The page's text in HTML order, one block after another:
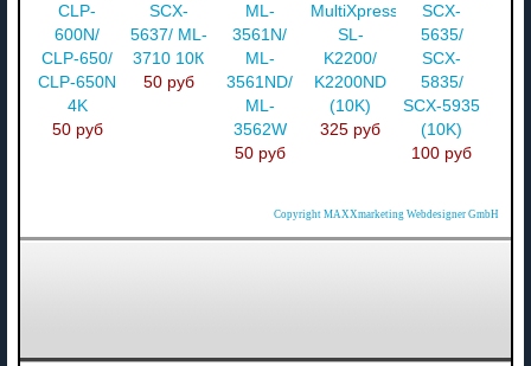
CLP-
600N/
CLP-650/
CLP-650N
4K
50 руб
SCX-
5637/ ML-
3710 10К
50 руб
ML-
3561N/
ML-
3561ND/
ML-
3562W
50 руб
MultiXpress
SL-
K2200/
K2200ND
(10K)
325 руб
SCX-
5635/
SCX-
5835/
SCX-5935
(10K)
100 руб
Copyright MAXXmarketing Webdesigner GmbH